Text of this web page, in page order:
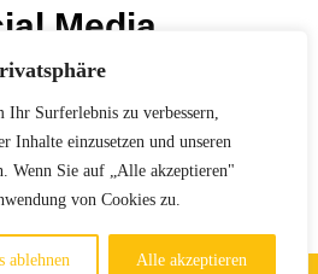
Ihr Surferlebnis zu verbessern,
Inhalte einzusetzen und unseren
Wenn Sie auf „Alle akzeptieren"
von Cookies zu.
ablehnen Alle akzeptieren
Media
uns auf Ihr Feedback!